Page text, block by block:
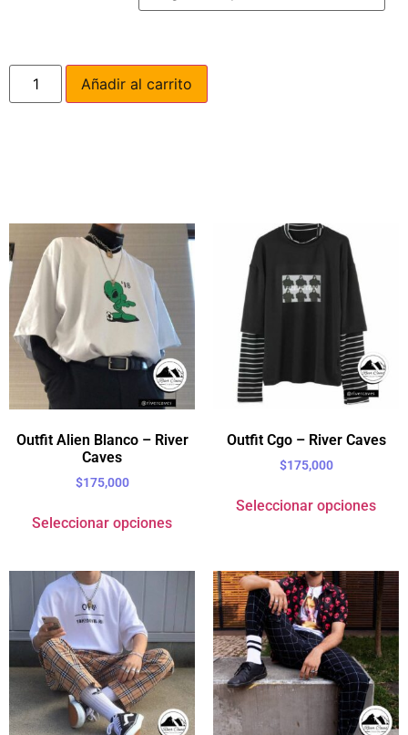
Añadir al carrito
Outfit Alien Blanco – River
Caves
$175,000
Seleccionar opciones
Outfit Cgo – River Caves
$175,000
Seleccionar opciones